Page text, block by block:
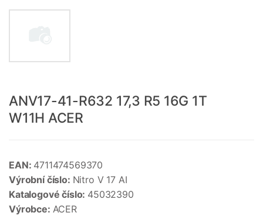
ANV17-41-R632 17,3 R5 16G 1T
W11H ACER
EAN: 4711474569370
Výrobní číslo: Nitro V 17 AI
Katalogové číslo: 45032390
Výrobce: ACER